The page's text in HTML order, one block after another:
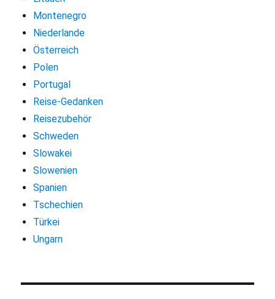
Montenegro
Niederlande
Österreich
Polen
Portugal
Reise-Gedanken
Reisezubehör
Schweden
Slowakei
Slowenien
Spanien
Tschechien
Türkei
Ungarn